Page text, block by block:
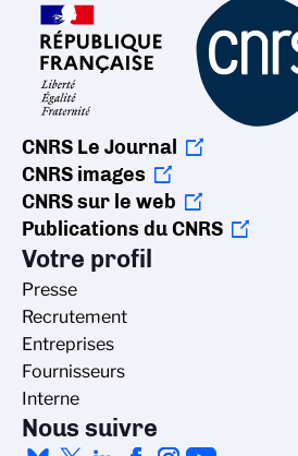
CNRS Le Journal
CNRS images
CNRS sur le web
Publications du CNRS
Votre profil
Presse
Recrutement
Entreprises
Fournisseurs
Interne
Nous suivre